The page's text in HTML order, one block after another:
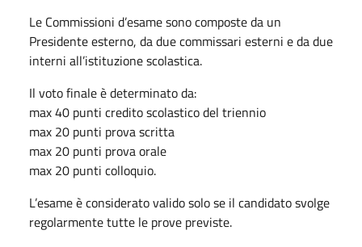
Le Commissioni d’esame sono composte da un
Presidente esterno, da due commissari esterni e da due
interni all’istituzione scolastica.
Il voto finale è determinato da:
max 40 punti credito scolastico del triennio
max 20 punti prova scritta
max 20 punti prova orale
max 20 punti colloquio.
L’esame è considerato valido solo se il candidato svolge
regolarmente tutte le prove previste.